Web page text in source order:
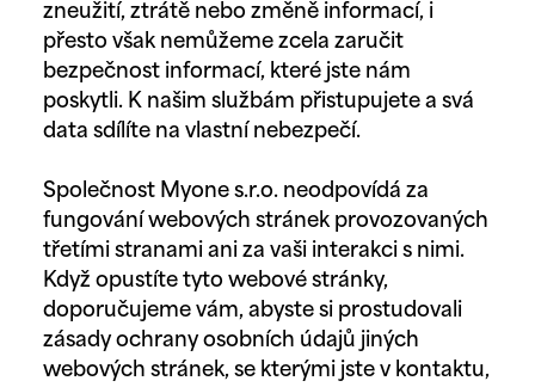
zneužití, ztrátě nebo změně informací, i
přesto však nemůžeme zcela zaručit
bezpečnost informací, které jste nám
poskytli. K našim službám přistupujete a svá
data sdílíte na vlastní nebezpečí.
Společnost Myone s.r.o. neodpovídá za
fungování webových stránek provozovaných
třetími stranami ani za vaši interakci s nimi.
Když opustíte tyto webové stránky,
doporučujeme vám, abyste si prostudovali
zásady ochrany osobních údajů jiných
webových stránek, se kterými jste v kontaktu,